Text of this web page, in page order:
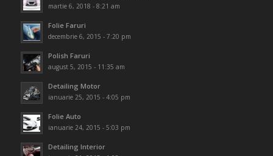
martie 6, 2018 - 8:21 am
Folie Faruri
decembrie 6, 2015 - 7:20 pm
Polish Faruri
august 5, 2015 - 11:35 am
Detailing Motor
ianuarie 25, 2015 - 4:05 pm
Folie Auto
ianuarie 24, 2015 - 5:03 pm
Detailing Interior